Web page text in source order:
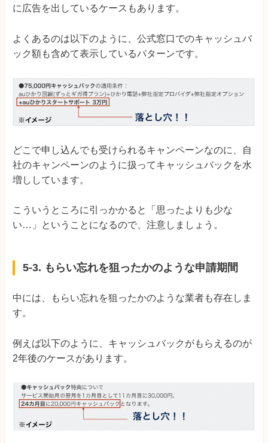
に広告を出しているケースもあります。
よくあるのは以下のように、公式窓口でのキャッシュバ
ック額も含めて表示しているパターンです。
どこで申し込んでも受けられるキャンペーンなのに、自
社のキャンペーンのように扱ってキャッシュバックを水
増ししています。
こういうところに引っかかると「思ったよりも少な
い…」ということになるので、注意しましょう。
5-3. もらい忘れを狙ったかのような申請期間
中には、もらい忘れを狙ったかのような業者も存在しま
す。
例えば以下のように、キャッシュバックがもらえるのが
2年後のケースがあります。